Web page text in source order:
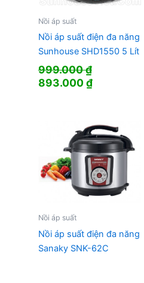
Nồi áp suất
Nồi áp suất điện đa năng
Sunhouse SHD1550 5 Lít
999.000₫
Giá
893.000₫Giá
893.000 ₫.
Nồi áp suất
Nồi áp suất điện đa năng
Sanaky SNK-62C